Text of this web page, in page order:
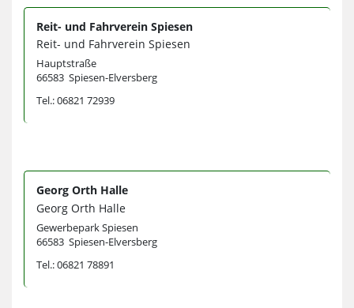
Reit- und Fahrverein Spiesen
Reit- und Fahrverein Spiesen
Hauptstraße
66583 Spiesen-Elversberg
Tel.: 06821 72939
Georg Orth Halle
Georg Orth Halle
Gewerbepark Spiesen
66583 Spiesen-Elversberg
Tel.: 06821 78891